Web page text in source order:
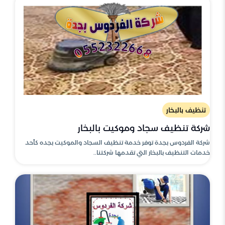
تنظيف بالبخار
شركة تنظيف سجاد وموكيت بالبخار
شركة الفردوس بجدة توفر خدمة تنظيف السجاد والموكيت بجده كأحد
خدمات التنظيف بالبخار التي تقدمها شركتنا..